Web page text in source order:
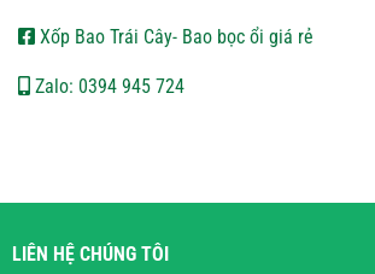
Xốp Bao Trái Cây- Bao bọc ổi giá rẻ
Zalo: 0394 945 724
LIÊN HỆ CHÚNG TÔI